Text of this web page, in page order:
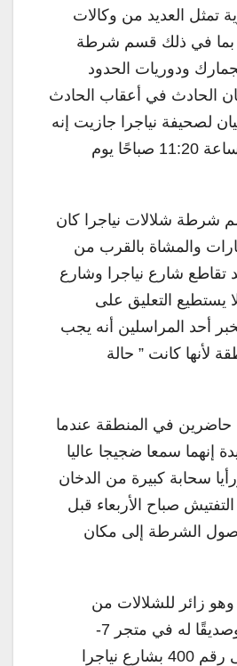
تمثل العديد من وكالات
بما في ذلك قسم شرطة
ودوريات الحدود
الحادث في أعقاب الحادث
لصحيفة نياجرا جازيت إنه
وقع في حوالي الساعة 11:20 صباحًا يوم
شرطة شلالات نياجرا كان
والمشاة بالقرب من
تقاطع شارع نياجرا وشارع
لا يستطيع التعليق على
أحد المراسلين أنه يجب
لأنها كانت ” حالة
حاضرين في المنطقة عندما
إنهما سمعا ضجيجا عاليا
سحابة كبيرة من الدخان
صباح الأربعاء قبل
الشرطة إلى مكان
وهو زائر للشلالات من
أوكرانيا، إنه كان وصديقًا له في متجر 7-
Eleven في المبنى رقم 400 بشارع نياجرا